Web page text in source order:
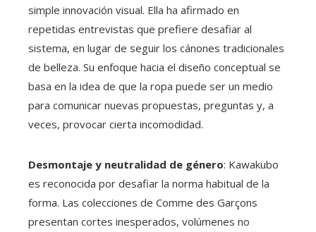
simple innovación visual. Ella ha afirmado en
repetidas entrevistas que prefiere desafiar al
sistema, en lugar de seguir los cánones tradicionales
de belleza. Su enfoque hacia el diseño conceptual se
basa en la idea de que la ropa puede ser un medio
para comunicar nuevas propuestas, preguntas y, a
veces, provocar cierta incomodidad.
Desmontaje y neutralidad de género: Kawakubo
es reconocida por desafiar la norma habitual de la
forma. Las colecciones de Comme des Garçons
presentan cortes inesperados, volúmenes no